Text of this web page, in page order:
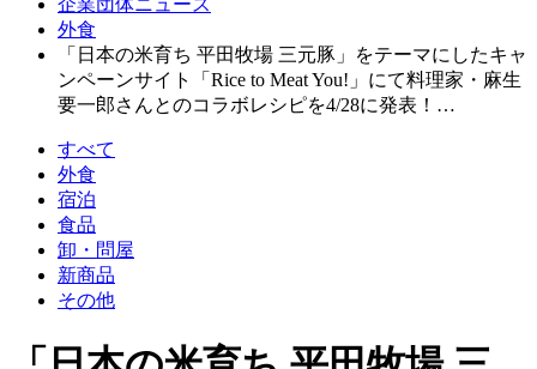
外食
「日本の米育ち 平田牧場 三元豚」をテーマにしたキャ
ンペーンサイト「Rice to Meat You!」にて料理家・麻生
要一郎さんとのコラボレシピを4/28に発表！…
すべて
外食
宿泊
食品
卸・問屋
新商品
その他